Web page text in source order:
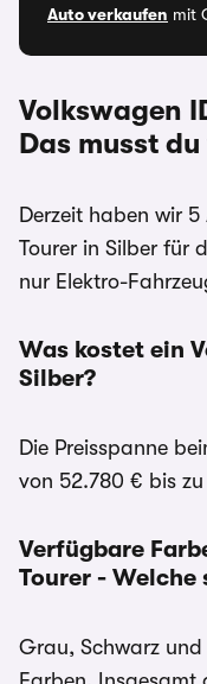
Auto verkaufen mit
Volkswagen
Das musst
Derzeit haben wir
Tourer in Silber für
nur Elektro-
Was kostet ein
Silber?
Die Preisspanne
von 52.780 € bis zu
Verfügbare
Tourer - Welche
Grau, Schwarz